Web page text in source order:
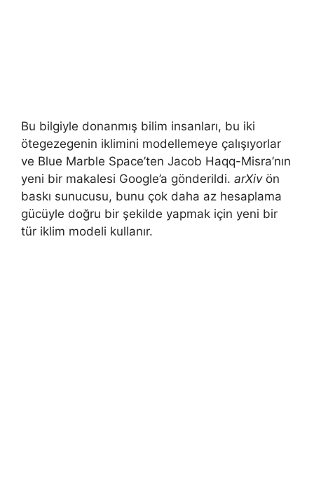
Bu bilgiyle donanmış bilim insanları, bu iki
ötegezegenin iklimini modellemeye çalışıyorlar
ve Blue Marble Space’ten Jacob Haqq-Misra’nın
yeni bir makalesi Google’a gönderildi. arXivön
baskı sunucusu, bunu çok daha az hesaplama
gücüyle doğru bir şekilde yapmak için yeni bir
tür iklim modeli kullanır.